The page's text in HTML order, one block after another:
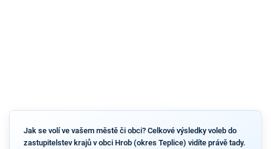
Jak se volí ve vašem městě či obci? Celkové výsledky voleb do
zastupitelstev krajů v obci Hrob (okres Teplice) vidíte právě tady.